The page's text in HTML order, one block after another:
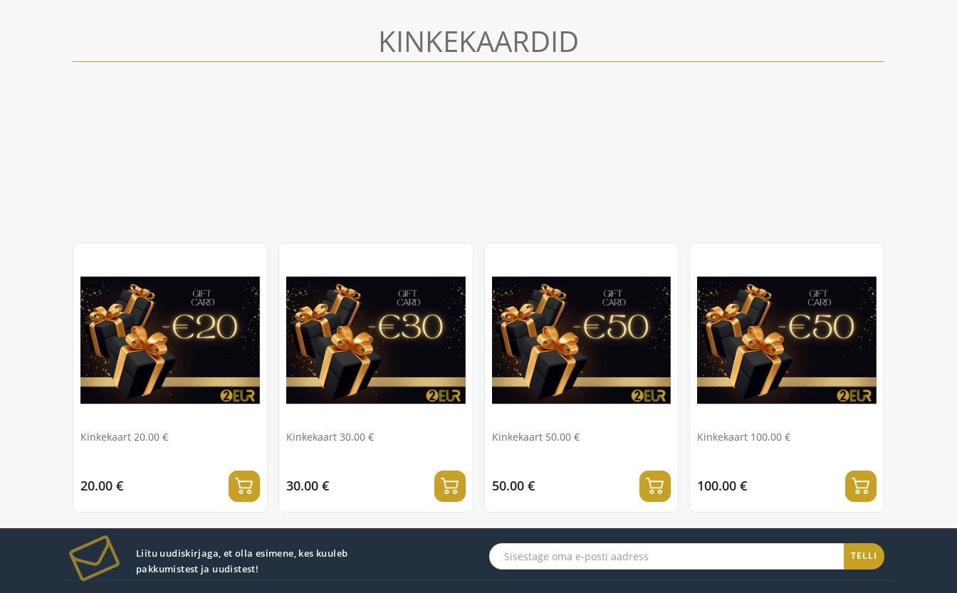
KINKEKAARDID
Kinkekaart 20.00 €
20.00 €
Kinkekaart 30.00 €
30.00 €
Kinkekaart 50.00 €
50.00 €
Kinkekaart 100.00 €
100.00 €
Liitu uudiskirjaga, et olla esimene, kes kuuleb
pakkumistest ja uudistest!
TELLI